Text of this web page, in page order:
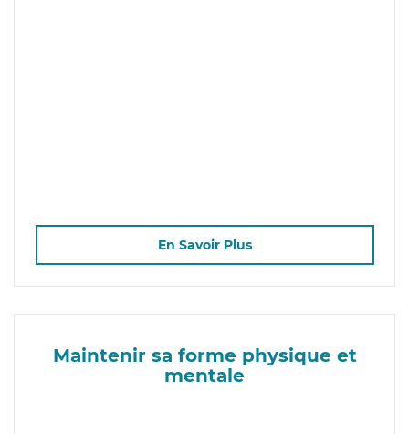
En Savoir Plus
Maintenir sa forme physique et
mentale